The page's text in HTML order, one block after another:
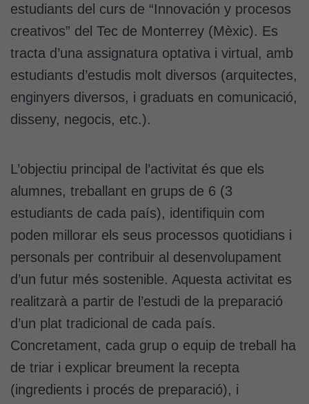
estudiants del curs de “Innovación y procesos
creativos” del Tec de Monterrey (Mèxic). Es
tracta d’una assignatura optativa i virtual, amb
estudiants d’estudis molt diversos (arquitectes,
enginyers diversos, i graduats en comunicació,
disseny, negocis, etc.).
L’objectiu principal de l’activitat és que els
alumnes, treballant en grups de 6 (3
estudiants de cada país), identifiquin com
poden millorar els seus processos quotidians i
personals per contribuir al desenvolupament
d’un futur més sostenible. Aquesta activitat es
realitzarà a partir de l’estudi de la preparació
d’un plat tradicional de cada país.
Concretament, cada grup o equip de treball ha
de triar i explicar breument la recepta
(ingredients i procés de preparació), i